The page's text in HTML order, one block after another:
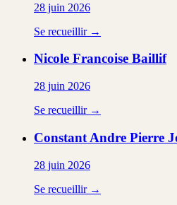
28 juin 2026
Se recueillir →
Nicole Francoise Baillif
28 juin 2026
Se recueillir →
Constant Andre Pierre
28 juin 2026
Se recueillir →